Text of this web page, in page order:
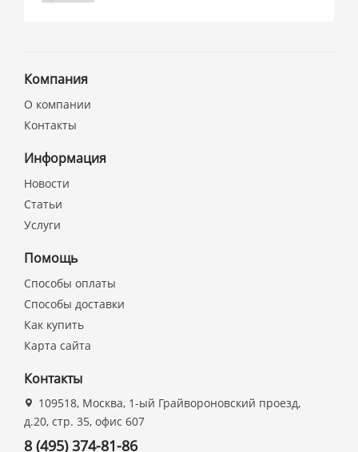
Компания
О компании
Контакты
Информация
Новости
Статьи
Услуги
Помощь
Способы оплаты
Способы доставки
Как купить
Карта сайта
Контакты
109518, Москва, 1-ый Грайвороновский проезд,
д.20, стр. 35, офис 607
8 (495) 374-81-86